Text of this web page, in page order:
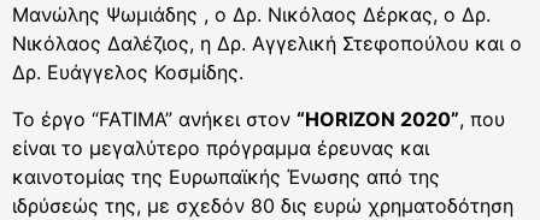
Μανώλης Ψωμιάδης , ο Δρ. Νικόλαος Δέρκας, ο Δρ.
Νικόλαος Δαλέζιος, η Δρ. Αγγελική Στεφοπούλου και ο
Δρ. Ευάγγελος Κοσμίδης.
Το έργο “FATIMA” ανήκει στον “HORIZON 2020”, που
είναι το μεγαλύτερο πρόγραμμα έρευνας και
καινοτομίας της Ευρωπαϊκής Ένωσης από της
ιδρύσεώς της, με σχεδόν 80 δις ευρώ χρηματοδότηση